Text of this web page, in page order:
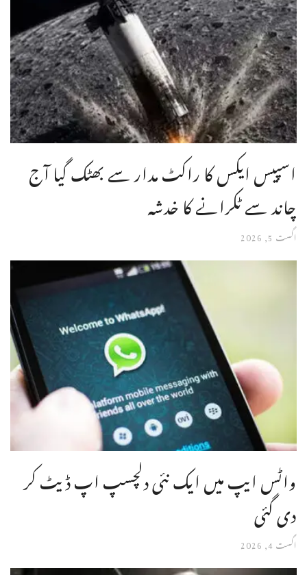
اسپیس ایکس کا راکٹ مدار سے بھٹک گیا آج
چاند سے ٹکرانے کا خدشہ
اگست 5, 2026
واٹس ایپ میں ایک نئی دلچسپ اپ ڈیٹ کر
دی گئی
اگست 4, 2026